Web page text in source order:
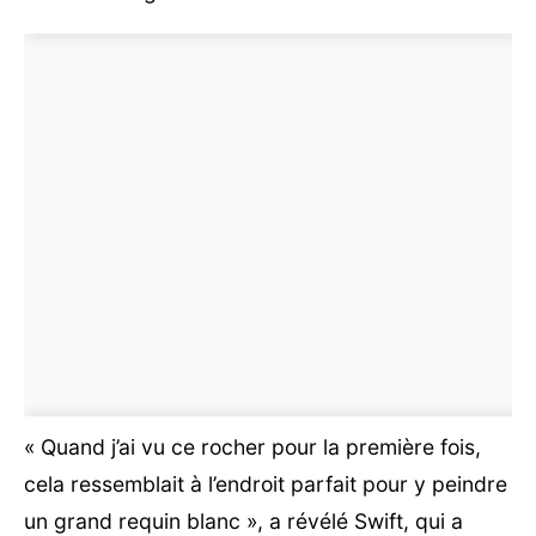
« Quand j’ai vu ce rocher pour la première fois,
cela ressemblait à l’endroit parfait pour y peindre
un grand requin blanc », a révélé Swift, qui a